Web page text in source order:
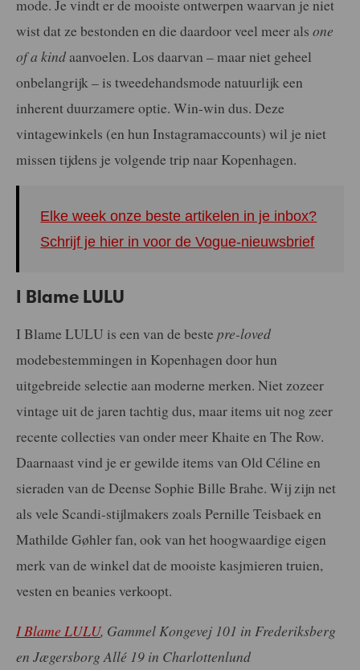
mode. Je vindt er de mooiste ontwerpen waarvan je niet
wist dat ze bestonden en die daardoor veel meer als one
of a kindaanvoelen. Los daarvan – maar niet geheel
onbelangrijk – is tweedehandsmode natuurlijk een
inherent duurzamere optie. Win-win dus. Deze
vintagewinkels (en hun Instagramaccounts) wil je niet
missen tijdens je volgende trip naar Kopenhagen.
Elke week onze beste artikelen in je inbox?
Schrijf je hier in voor de Vogue-nieuwsbrief
I Blame LULU
I Blame LULU is een van de beste pre-loved
modebestemmingen in Kopenhagen door hun
uitgebreide selectie aan moderne merken. Niet zozeer
vintage uit de jaren tachtig dus, maar items uit nog zeer
recente collecties van onder meer Khaite en The Row.
Daarnaast vind je er gewilde items van Old Céline en
sieraden van de Deense Sophie Bille Brahe. Wij zijn net
als vele Scandi-stijlmakers zoals Pernille Teisbaek en
Mathilde Gøhler fan, ook van het hoogwaardige eigen
merk van de winkel dat de mooiste kasjmieren truien,
vesten en beanies verkoopt.
I Blame LULU, Gammel Kongevej 101 in Frederiksberg
en Jægersborg Allé 19 in Charlottenlund